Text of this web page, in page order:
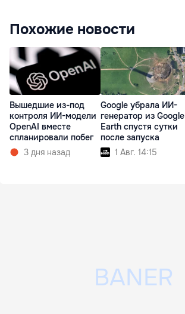
Похожие новости
Вышедшие из-под
контроля ИИ-модели
OpenAI вместе
спланировали побег
3 дня назад
Google убрала ИИ-
генератор из Google
Earth спустя сутки
после запуска
1 Авг. 14:15